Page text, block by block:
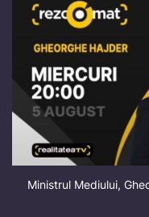
Ministrul Mediului,